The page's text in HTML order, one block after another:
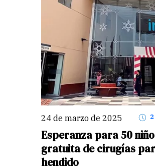
24 de marzo de 2025
Esperanza para 50
gratuita de cirugías
hendido